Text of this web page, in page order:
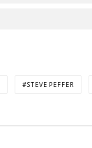
STEVE PEFFER